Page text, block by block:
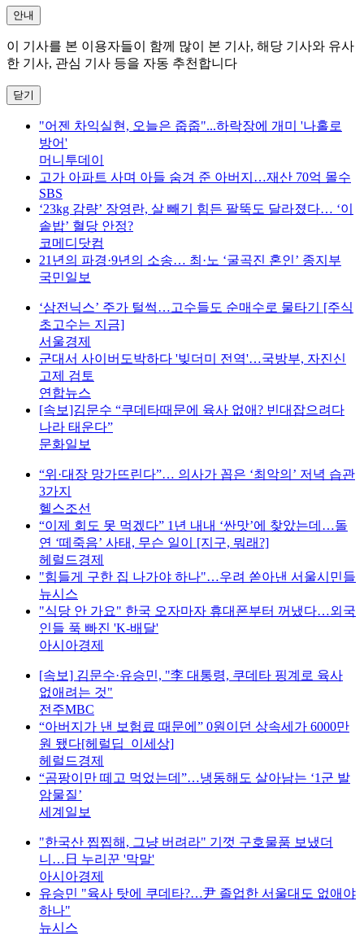
안내
이 기사를 본 이용자들이 함께 많이 본 기사, 해당 기사와 유사
한 기사, 관심 기사 등을 자동 추천합니다
닫기
"어젠 차익실현, 오늘은 줍줍"...하락장에 개미 '나홀로
방어'
머니투데이
고가 아파트 사며 아들 숨겨 준 아버지…재산 70억 몰수
SBS
‘23kg 감량’ 장영란, 살 빼기 힘든 팔뚝도 달라졌다… ‘이
솥밥’ 혈당 안정?
코메디닷컴
21년의 파경·9년의 소송… 최·노 ‘굴곡진 혼인’ 종지부
국민일보
‘삼전닉스’ 주가 털썩…고수들도 순매수로 물타기 [주식
초고수는 지금]
서울경제
군대서 사이버도박하다 '빚더미 전역'…국방부, 자진신
고제 검토
연합뉴스
[속보]김문수 “쿠데타때문에 육사 없애? 빈대잡으려다
나라 태운다”
문화일보
“위·대장 망가뜨린다”… 의사가 꼽은 ‘최악의’ 저녁 습관
3가지
헬스조선
“이제 회도 못 먹겠다” 1년 내내 ‘싼맛’에 찾았는데…돌
연 ‘떼죽음’ 사태, 무슨 일이 [지구, 뭐래?]
헤럴드경제
"힘들게 구한 집 나가야 하나"…우려 쏟아낸 서울시민들
뉴시스
"식당 안 가요" 한국 오자마자 휴대폰부터 꺼냈다…외국
인들 푹 빠진 'K-배달'
아시아경제
[속보] 김문수·유승민, "李 대통령, 쿠데타 핑계로 육사
없애려는 것"
전주MBC
“아버지가 낸 보험료 때문에” 0원이던 상속세가 6000만
원 됐다[헤럴딥_이세상]
헤럴드경제
“곰팡이만 떼고 먹었는데”…냉동해도 살아남는 ‘1군 발
암물질’
세계일보
"한국산 찝찝해, 그냥 버려라" 기껏 구호물품 보냈더
니…日 누리꾼 '막말'
아시아경제
유승민 "육사 탓에 쿠데타?…尹 졸업한 서울대도 없애야
하나"
뉴시스